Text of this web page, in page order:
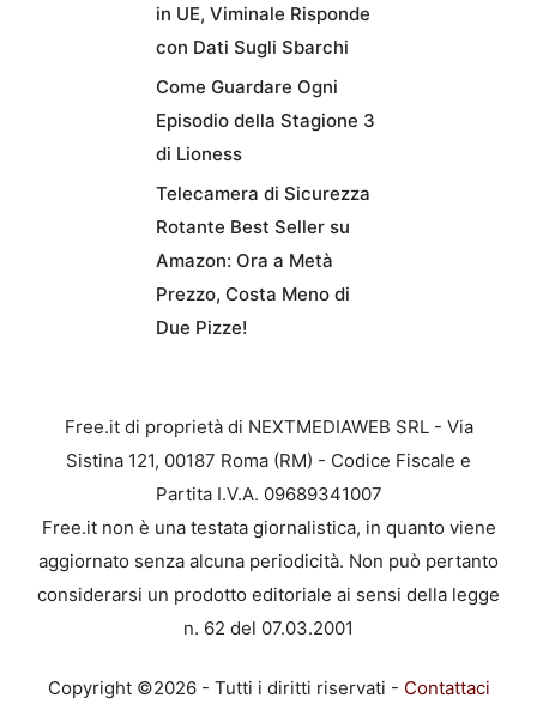
in UE, Viminale Risponde
con Dati Sugli Sbarchi
Come Guardare Ogni
Episodio della Stagione 3
di Lioness
Telecamera di Sicurezza
Rotante Best Seller su
Amazon: Ora a Metà
Prezzo, Costa Meno di
Due Pizze!
Free.it di proprietà di NEXTMEDIAWEB SRL - Via
Sistina 121, 00187 Roma (RM) - Codice Fiscale e
Partita I.V.A. 09689341007
Free.it non è una testata giornalistica, in quanto viene
aggiornato senza alcuna periodicità. Non può pertanto
considerarsi un prodotto editoriale ai sensi della legge
n. 62 del 07.03.2001
Copyright ©2026 - Tutti i diritti riservati - Contattaci